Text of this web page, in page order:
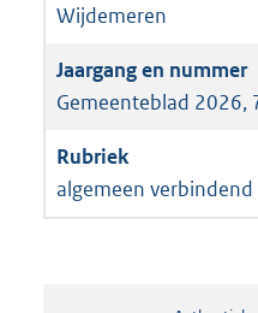
Wijdemeren
Gemeenteblad 2026,
algemeen